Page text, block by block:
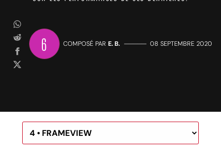
6 COMPOSÉ PAR E. B. ————— 08 SEPTEMBRE 2020